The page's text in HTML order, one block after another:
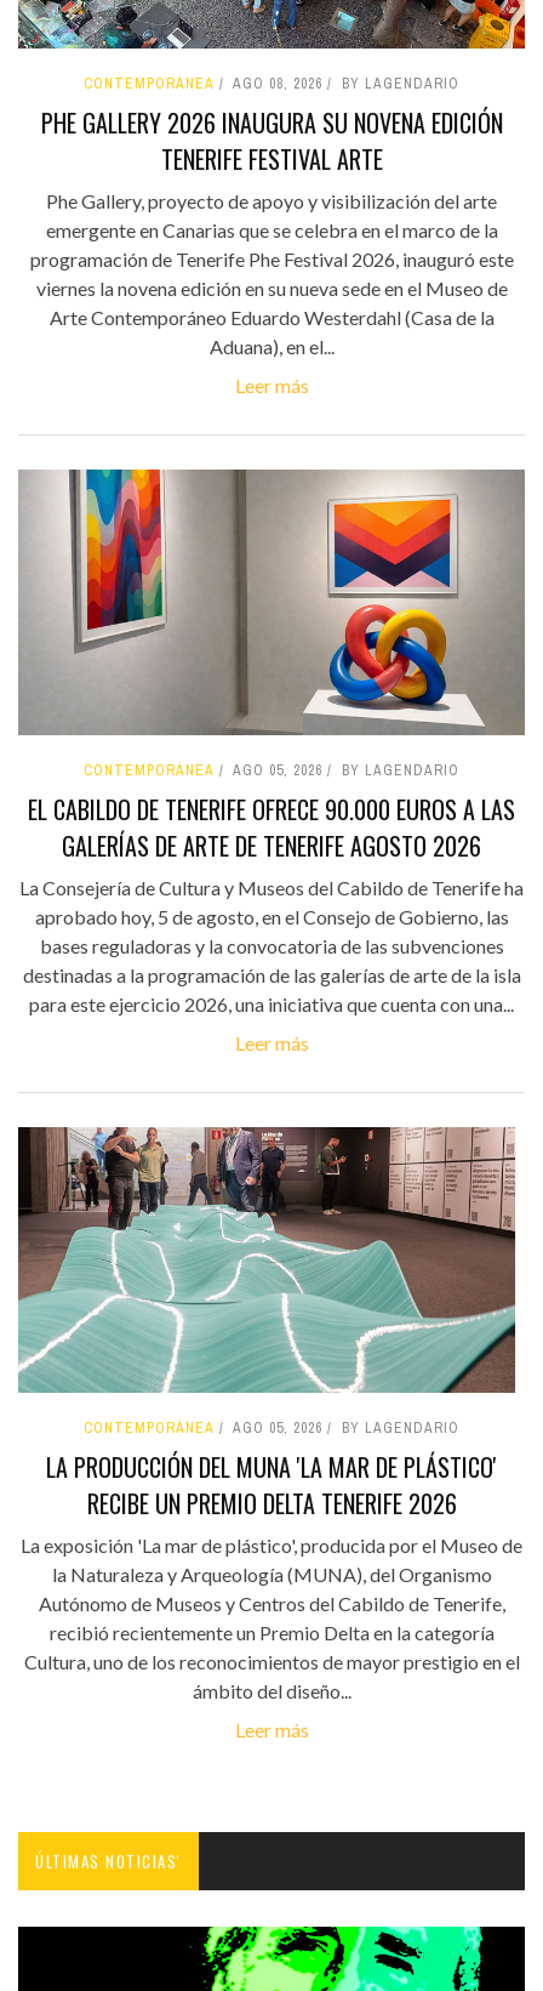
CONTEMPORÁNEA AGO 08, 2026 BY LAGENDARIO
PHE GALLERY 2026 INAUGURA SU NOVENA EDICIÓN
TENERIFE FESTIVAL ARTE
Phe Gallery, proyecto de apoyo y visibilización del arte
emergente en Canarias que se celebra en el marco de la
programación de Tenerife Phe Festival 2026, inauguró este
viernes la novena edición en su nueva sede en el Museo de
Arte Contemporáneo Eduardo Westerdahl (Casa de la
Aduana), en el...
Leer más
CONTEMPORÁNEA AGO 05, 2026 BY LAGENDARIO
EL CABILDO DE TENERIFE OFRECE 90.000 EUROS A LAS
GALERÍAS DE ARTE DE TENERIFE AGOSTO 2026
La Consejería de Cultura y Museos del Cabildo de Tenerife ha
aprobado hoy, 5 de agosto, en el Consejo de Gobierno, las
bases reguladoras y la convocatoria de las subvenciones
destinadas a la programación de las galerías de arte de la isla
para este ejercicio 2026, una iniciativa que cuenta con una...
Leer más
CONTEMPORÁNEA AGO 05, 2026 BY LAGENDARIO
LA PRODUCCIÓN DEL MUNA 'LA MAR DE PLÁSTICO'
RECIBE UN PREMIO DELTA TENERIFE 2026
La exposición 'La mar de plástico', producida por el Museo de
la Naturaleza y Arqueología (MUNA), del Organismo
Autónomo de Museos y Centros del Cabildo de Tenerife,
recibió recientemente un Premio Delta en la categoría
Cultura, uno de los reconocimientos de mayor prestigio en el
ámbito del diseño...
Leer más
ÚLTIMAS NOTICIAS'